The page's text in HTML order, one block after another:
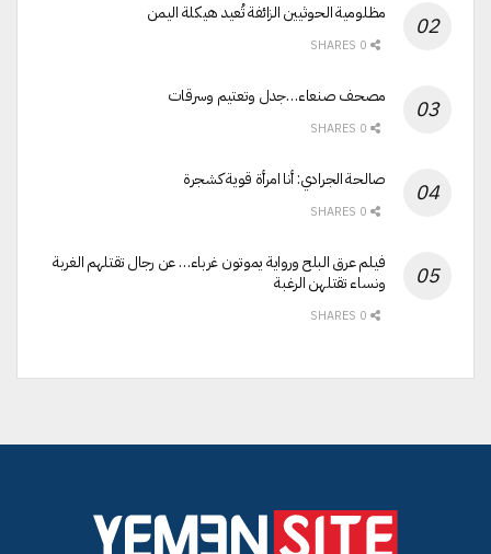
مظلومية الحوثيين الزائفة تُعيد هيكلة اليمن
مصحف صنعاء…جدل وتعتيم وسرقات
صالحة الجرادي: أنا امرأة قوية كشجرة
فيلم عرق البلح ورواية يموتون غرباء… عن رجال تقتلهم الغربة
ونساء تقتلهن الرغبة